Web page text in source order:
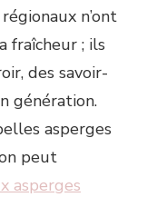
n’ont
fraîcheur ; ils
des savoir-
génération.
asperges
peut
asperges